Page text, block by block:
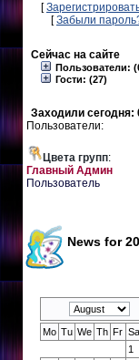
[
[Забыли
Сейчас на сайте
Пользователи:
Гости: (27)
Заходили сегодня:
Пользователи:
Цвета групп:
Главный Админ
Пользователь
News for
Mo Tu We Th Fr Sa
1